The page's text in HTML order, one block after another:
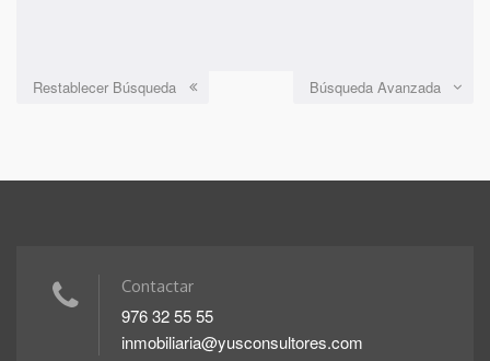
Búsqueda Avanzada
Restablecer Búsqueda
Contactar
976 32 55 55
inmobiliaria@yusconsultores.com